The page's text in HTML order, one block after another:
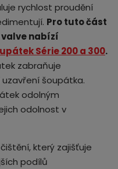
rychlost proudění
Pro tuto část
valve nabízí
Série 200 a 300.
zabraňuje
šoupátka.
odolným
odolnost v
který zajišťuje
podílů